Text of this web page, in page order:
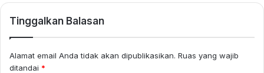
Tinggalkan Balasan
Alamat email Anda tidak akan dipublikasikan. Ruas yang wajib
ditandai *